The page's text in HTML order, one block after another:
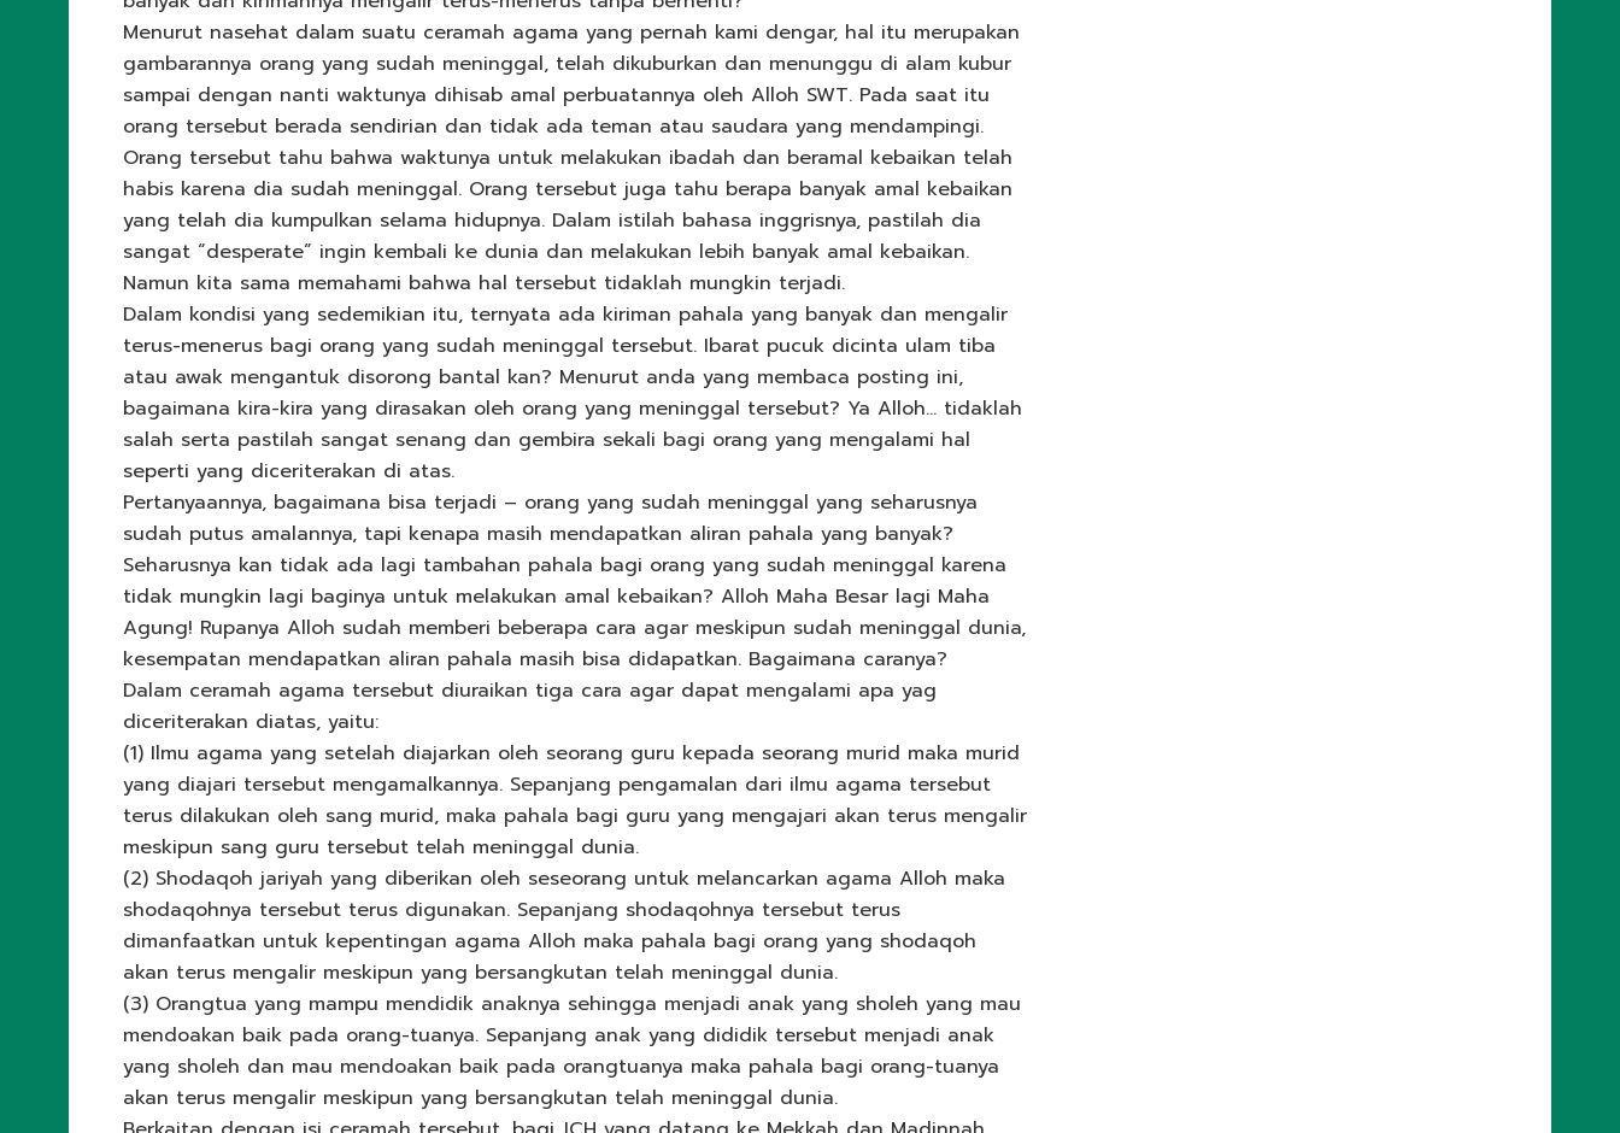
Menurut nasehat dalam suatu ceramah agama yang pernah kami dengar, hal itu merupakan
gambarannya orang yang sudah meninggal, telah dikuburkan dan menunggu di alam kubur
sampai dengan nanti waktunya dihisab amal perbuatannya oleh Alloh SWT. Pada saat itu
orang tersebut berada sendirian dan tidak ada teman atau saudara yang mendampingi.
Orang tersebut tahu bahwa waktunya untuk melakukan ibadah dan beramal kebaikan telah
habis karena dia sudah meninggal. Orang tersebut juga tahu berapa banyak amal kebaikan
yang telah dia kumpulkan selama hidupnya. Dalam istilah bahasa inggrisnya, pastilah dia
sangat “desperate” ingin kembali ke dunia dan melakukan lebih banyak amal kebaikan.
Namun kita sama memahami bahwa hal tersebut tidaklah mungkin terjadi.
Dalam kondisi yang sedemikian itu, ternyata ada kiriman pahala yang banyak dan mengalir
terus-menerus bagi orang yang sudah meninggal tersebut. Ibarat pucuk dicinta ulam tiba
atau awak mengantuk disorong bantal kan? Menurut anda yang membaca posting ini,
bagaimana kira-kira yang dirasakan oleh orang yang meninggal tersebut? Ya Alloh… tidaklah
salah serta pastilah sangat senang dan gembira sekali bagi orang yang mengalami hal
seperti yang diceriterakan di atas.
Pertanyaannya, bagaimana bisa terjadi – orang yang sudah meninggal yang seharusnya
sudah putus amalannya, tapi kenapa masih mendapatkan aliran pahala yang banyak?
Seharusnya kan tidak ada lagi tambahan pahala bagi orang yang sudah meninggal karena
tidak mungkin lagi baginya untuk melakukan amal kebaikan? Alloh Maha Besar lagi Maha
Agung! Rupanya Alloh sudah memberi beberapa cara agar meskipun sudah meninggal dunia,
kesempatan mendapatkan aliran pahala masih bisa didapatkan. Bagaimana caranya?
Dalam ceramah agama tersebut diuraikan tiga cara agar dapat mengalami apa yag
diceriterakan diatas, yaitu:
(1) Ilmu agama yang setelah diajarkan oleh seorang guru kepada seorang murid maka murid
yang diajari tersebut mengamalkannya. Sepanjang pengamalan dari ilmu agama tersebut
terus dilakukan oleh sang murid, maka pahala bagi guru yang mengajari akan terus mengalir
meskipun sang guru tersebut telah meninggal dunia.
(2) Shodaqoh jariyah yang diberikan oleh seseorang untuk melancarkan agama Alloh maka
shodaqohnya tersebut terus digunakan. Sepanjang shodaqohnya tersebut terus
dimanfaatkan untuk kepentingan agama Alloh maka pahala bagi orang yang shodaqoh
akan terus mengalir meskipun yang bersangkutan telah meninggal dunia.
(3) Orangtua yang mampu mendidik anaknya sehingga menjadi anak yang sholeh yang mau
mendoakan baik pada orang-tuanya. Sepanjang anak yang dididik tersebut menjadi anak
yang sholeh dan mau mendoakan baik pada orangtuanya maka pahala bagi orang-tuanya
akan terus mengalir meskipun yang bersangkutan telah meninggal dunia.